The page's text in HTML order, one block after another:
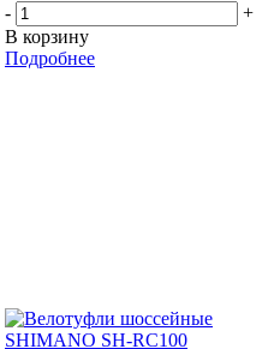
-
+
В корзину
Подробнее